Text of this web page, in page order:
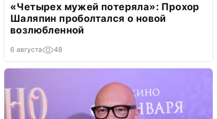
«Четырех мужей потеряла»: Прохор
Шаляпин проболтался о новой
возлюбленной
6 августа 48